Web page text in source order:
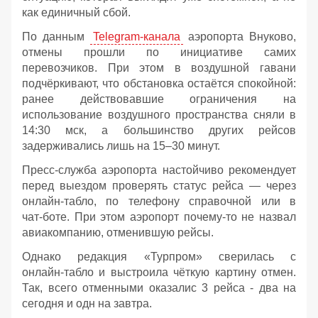
как единичный сбой.
По данным
Telegram‑канала
аэропорта Внуково,
отмены прошли по инициативе самих
перевозчиков. При этом в воздушной гавани
подчёркивают, что обстановка остаётся спокойной:
ранее действовавшие ограничения на
использование воздушного пространства сняли в
14:30 мск, а большинство других рейсов
задерживались лишь на 15–30 минут.
Пресс‑служба аэропорта настойчиво рекомендует
перед выездом проверять статус рейса — через
онлайн‑табло, по телефону справочной или в
чат‑боте. При этом аэропорт почему-то не назвал
авиакомпанию, отменившую рейсы.
Однако редакция «Турпром» сверилась с
онлайн‑табло и выстроила чёткую картину отмен.
Так, всего отменными оказалис 3 рейса - два на
сегодня и одн на завтра.